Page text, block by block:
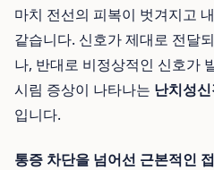
마치 전선의 피복이 벗겨지고
같습니다. 신호가 제대로 전달
나, 반대로 비정상적인 신호가
시림 증상이 나타나는 난치성
입니다.
통증 차단을 넘어선 근본적인